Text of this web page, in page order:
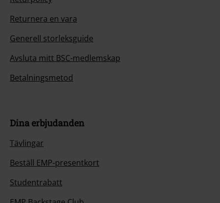
Returnera en vara
Generell storleksguide
Avsluta mitt BSC-medlemskap
Betalningsmetod
Dina erbjudanden
Tävlingar
Beställ EMP-presentkort
Studentrabatt
EMP Backstage Club